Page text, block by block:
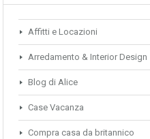
Affitti e Locazioni
Arredamento & Interior Design
Blog di Alice
Case Vacanza
Compra casa da britannico